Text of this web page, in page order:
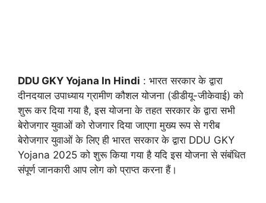
DDU GKY Yojana In Hindi : भारत सरकार के द्वारा
दीनदयाल उपाध्याय ग्रामीण कौशल योजना (डीडीयू-जीकेवाई) को
शुरू कर दिया गया है, इस योजना के तहत सरकार के द्वारा सभी
बेरोजगार युवाओं को रोजगार दिया जाएगा मुख्य रूप से गरीब
बेरोजगार युवाओं के लिए ही भारत सरकार के द्वारा DDU GKY
Yojana 2025 को शुरू किया गया है यदि इस योजना से संबंधित
संपूर्ण जानकारी आप लोग को प्राप्त करना हैं।